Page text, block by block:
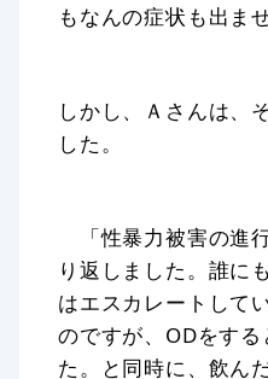
もなんの症状も出ま
しかし、Ａさんは、
した。
「性暴力被害の進
り返しました。誰に
はエスカレートして
のですが、ODをす
た。と同時に、飲ん